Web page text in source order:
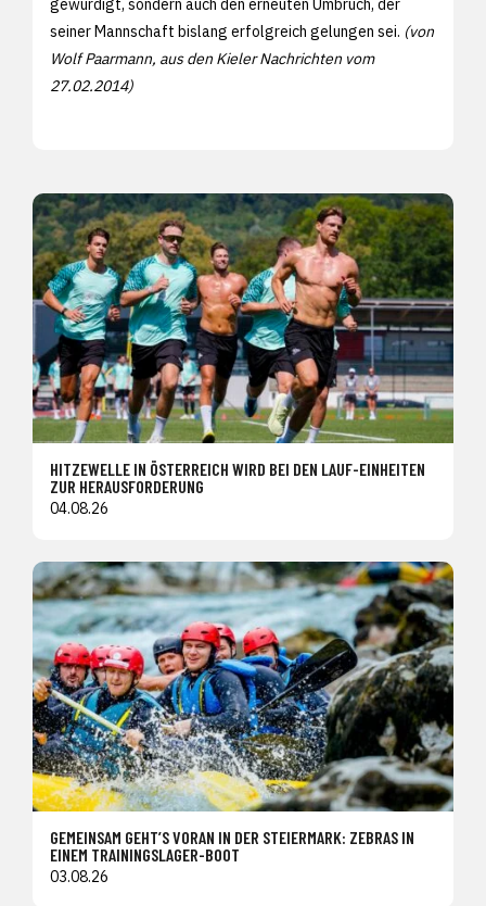
gewürdigt, sondern auch den erneuten Umbruch, der
seiner Mannschaft bislang erfolgreich gelungen sei. (von
Wolf Paarmann, aus den Kieler Nachrichten vom
27.02.2014)
HITZEWELLE IN ÖSTERREICH WIRD BEI DEN LAUF-EINHEITEN
ZUR HERAUSFORDERUNG
04.08.26
GEMEINSAM GEHT’S VORAN IN DER STEIERMARK: ZEBRAS IN
EINEM TRAININGSLAGER-BOOT
03.08.26